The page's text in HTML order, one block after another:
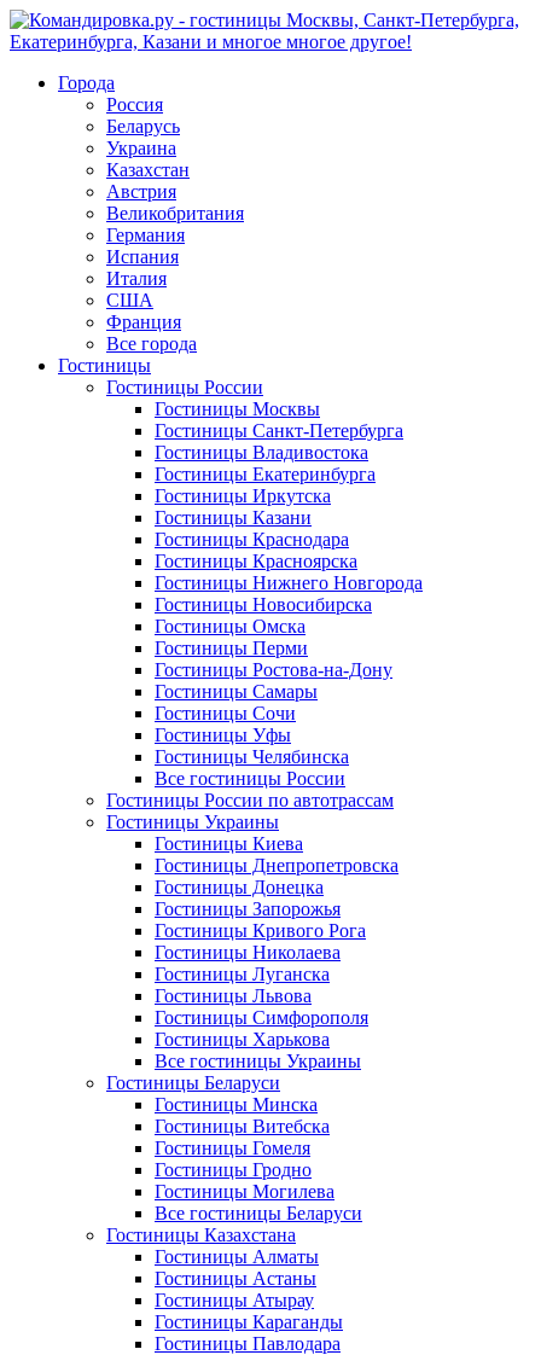
Города
Россия
Беларусь
Украина
Казахстан
Австрия
Великобритания
Германия
Испания
Италия
США
Франция
Все города
Гостиницы
Гостиницы России
Гостиницы Mосквы
Гостиницы Санкт-Петербурга
Гостиницы Владивостока
Гостиницы Екатеринбурга
Гостиницы Иркутска
Гостиницы Казани
Гостиницы Краснодара
Гостиницы Красноярска
Гостиницы Нижнего Новгорода
Гостиницы Новосибирска
Гостиницы Омска
Гостиницы Перми
Гостиницы Ростова-на-Дону
Гостиницы Самары
Гостиницы Сочи
Гостиницы Уфы
Гостиницы Челябинска
Все гостиницы России
Гостиницы России по автотрассам
Гостиницы Украины
Гостиницы Киева
Гостиницы Днепропетровска
Гостиницы Донецка
Гостиницы Запорожья
Гостиницы Кривого Рога
Гостиницы Николаева
Гостиницы Луганска
Гостиницы Львова
Гостиницы Симфорополя
Гостиницы Харькова
Все гостиницы Украины
Гостиницы Беларуси
Гостиницы Минска
Гостиницы Витебска
Гостиницы Гомеля
Гостиницы Гродно
Гостиницы Могилева
Все гостиницы Беларуси
Гостиницы Казахстана
Гостиницы Алматы
Гостиницы Астаны
Гостиницы Атырау
Гостиницы Караганды
Гостиницы Павлодара